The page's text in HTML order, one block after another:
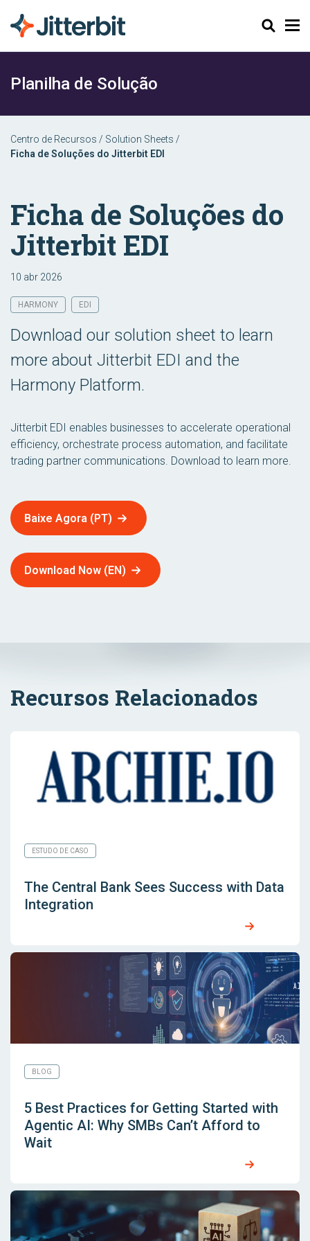
Pesquisar
Planilha de Solução
Centro de Recursos / Solution Sheets /
Ficha de Soluções do Jitterbit EDI
Ficha de Soluções do
Jitterbit EDI
10 abr 2026
HARMONY EDI
Download our solution sheet to learn
more about Jitterbit EDI and the
Harmony Platform.
Jitterbit EDI enables businesses to accelerate operational
efficiency, orchestrate process automation, and facilitate
trading partner communications. Download to learn more.
Baixe Agora (PT)
Download Now (EN)
Recursos Relacionados
ESTUDO DE CASO
The Central Bank Sees Success with Data
Integration
BLOG
5 Best Practices for Getting Started with
Agentic AI: Why SMBs Can’t Afford to
Wait